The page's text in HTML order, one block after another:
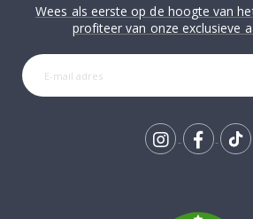
Wees als eerste op de hoogte van
profiteer van onze exclusieve